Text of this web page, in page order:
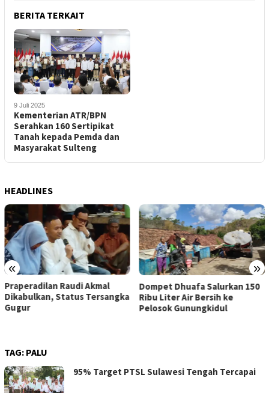
BERITA TERKAIT
9 Juli 2025
Kementerian ATR/BPN
Serahkan 160 Sertipikat
Tanah kepada Pemda dan
Masyarakat Sulteng
HEADLINES
« »
Praperadilan Raudi Akmal
Dikabulkan, Status Tersangka
Gugur
Dompet Dhuafa Salurkan 150
Ribu Liter Air Bersih ke
Pelosok Gunungkidul
TAG: PALU
95% Target PTSL Sulawesi Tengah Tercapai